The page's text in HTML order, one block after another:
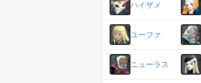
ハイザメ
ユーファ
ニューラス